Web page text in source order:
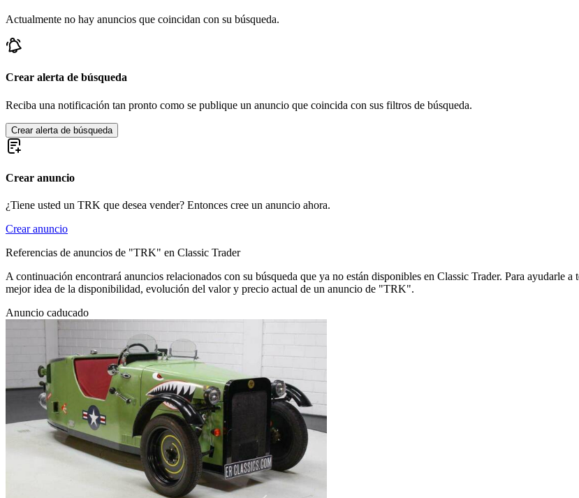
Actualmente no hay anuncios que coincidan con su búsqueda.
Crear alerta de búsqueda
Reciba una notificación tan pronto como se publique un anuncio que coincida con sus filtros de búsqueda.
Crear alerta de búsqueda
Crear anuncio
¿Tiene usted un TRK que desea vender? Entonces cree un anuncio ahora.
Crear anuncio
Referencias de anuncios de "TRK" en Classic Trader
A continuación encontrará anuncios relacionados con su búsqueda que ya no están disponibles en Classic Trader. Para ayudarle
mejor idea de la disponibilidad, evolución del valor y precio actual de un anuncio de "TRK".
Anuncio caducado